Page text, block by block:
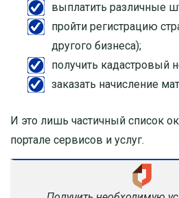
выплатить различные
пройти регистрацию
другого бизнеса);
получить кадастровый
заказать начисление
И это лишь частичный список
портале сервисов и услуг.